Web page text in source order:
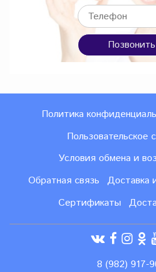
Позвонить
Политика
Пользовательское
Условия обмена и
Обратная связь
Доставка
Сертификаты
8 (982) 917-